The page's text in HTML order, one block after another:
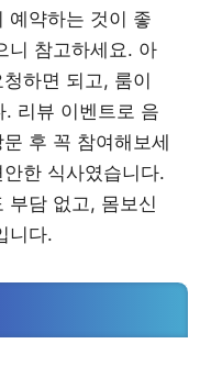
예약하는 것이 좋
니 참고하세요. 아
하면 되고, 룸이
. 리뷰 이벤트로 음
후 꼭 참여해보세
한 식사였습니다.
부담 없고, 몸보신
니다.